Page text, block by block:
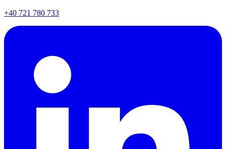
+40 721 780 733